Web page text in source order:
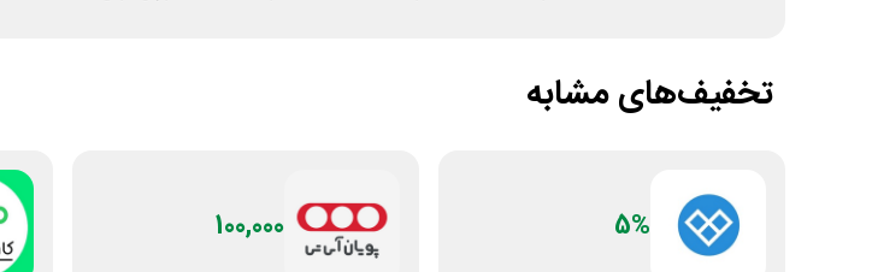
تخفیف‌های مشابه
5%
100,000